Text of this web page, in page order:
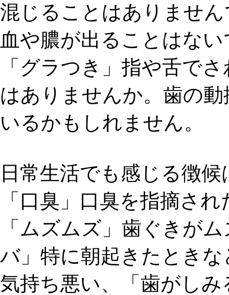
混じることはありませ
血や膿が出ることはな
「グラつき」 指や舌で
はありませんか。歯の
いるかもしれません。
日常生活でも感じる徴
「口臭」 口臭を指摘さ
「ムズムズ」 歯ぐきが
バ」 特に朝起きたとき
気持ち悪い、
「歯がし